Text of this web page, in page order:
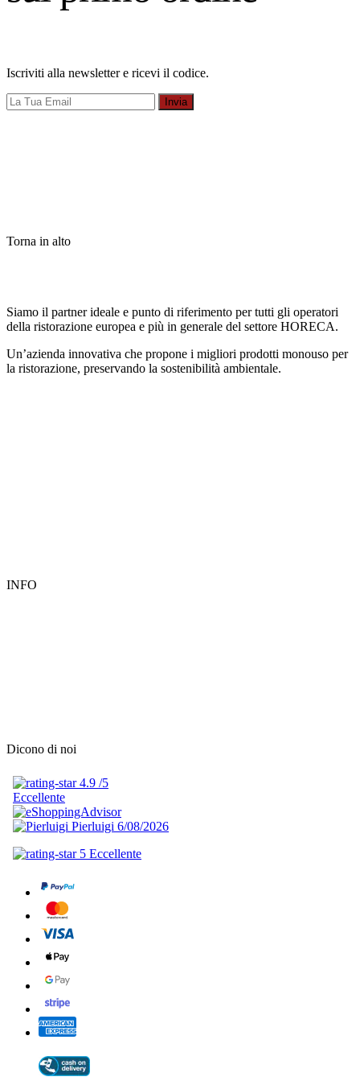
Iscriviti alla newsletter e ricevi il codice.
Invia
Torna in alto
Siamo il partner ideale e punto di riferimento per tutti gli operatori
della ristorazione europea e più in generale del settore HORECA.
Un’azienda innovativa che propone i migliori prodotti monouso per
la ristorazione, preservando la sostenibilità ambientale.
INFO
Dicono di noi